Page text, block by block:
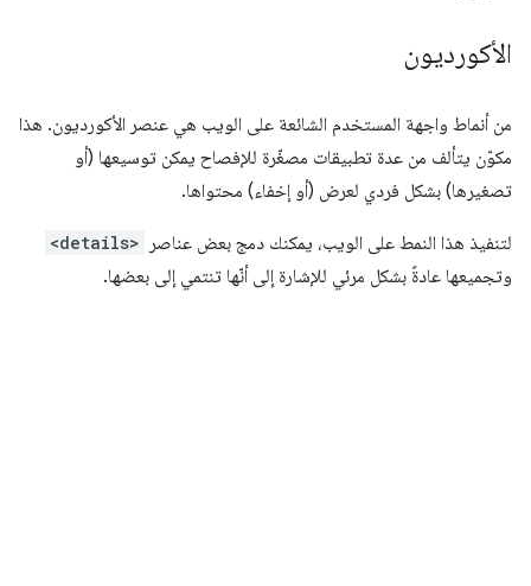
الأكورديون
من أنماط واجهة المستخدم الشائعة على الويب هي عنصر الأكورديون. هذا
مكوّن يتألف من عدة تطبيقات مصغّرة للإفصاح يمكن توسيعها (أو
تصغيرها) بشكل فردي لعرض (أو إخفاء) محتواها.
لتنفيذ هذا النمط على الويب، يمكنك دمج بعض عناصر <details>
وتجميعها عادةً بشكل مرئي للإشارة إلى أنّها تنتمي إلى بعضها.